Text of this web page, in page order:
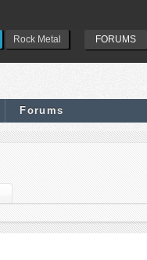
Rock Metal FORUMS
Forums